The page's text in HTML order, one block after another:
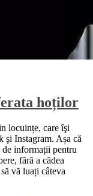
hoților
locuințe, care îşi
şi Instagram. Așa că
de informații pentru
fără a cădea
vă luați câteva